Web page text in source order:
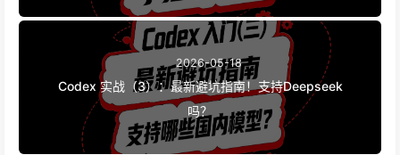
2026-05-18
Codex 实战（3）：最新避坑指南！支持Deepseek
吗？